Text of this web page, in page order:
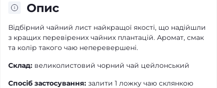
Опис
Відбірний чайний лист найкращої якості, що надійшли
з кращих перевірених чайних плантацій. Аромат, смак
та колір такого чаю неперевершені.
Склад: великолистовий чорний чай цейлонський
Спосіб застосування: залити 1 ложку чаю склянкою